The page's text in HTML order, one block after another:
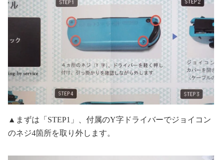
▲まずは「STEP1」、付属のY字ドライバーでジョイコン
のネジ4箇所を取り外します。